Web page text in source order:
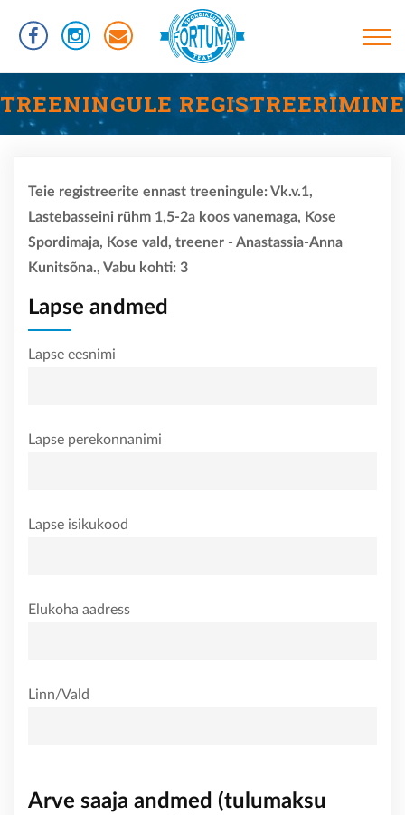
edasi
juurde
PõhinavigatsioonTREENINGUD
INFORMATSIOON
UJUMISTASEMED
VÕISTLUSED
TREENINGULE REGISTREERIMINE
Teie registreerite ennast treeningule: Vk.v.1,
Lastebasseini rühm 1,5-2a koos vanemaga, Kose
Spordimaja, Kose vald, treener - Anastassia-Anna
Kunitsõna., Vabu kohti: 3
Lapse andmed
Lapse eesnimi
Lapse perekonnanimi
Lapse isikukood
Elukoha aadress
Linn/Vald
Arve saaja andmed (tulumaksu